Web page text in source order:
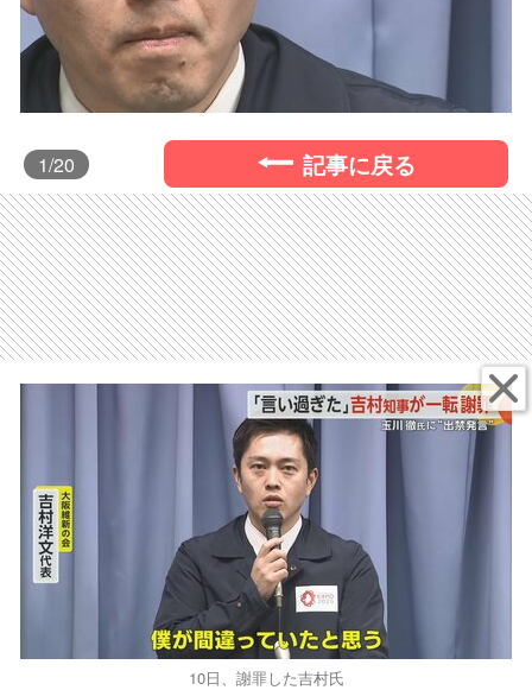
1/20 記事に戻る
10日、謝罪した吉村氏